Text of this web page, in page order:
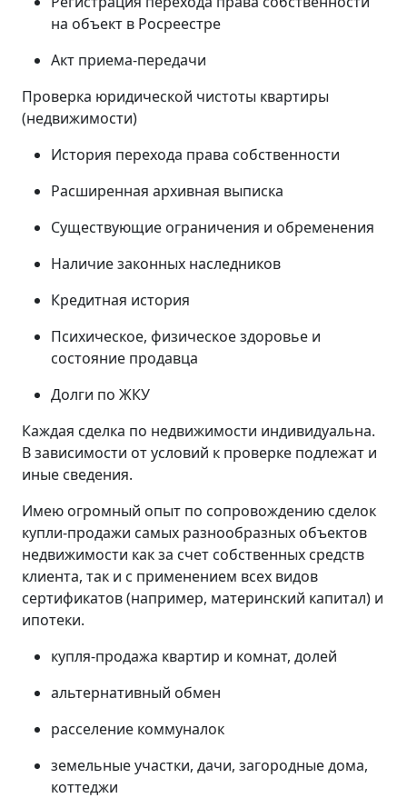
на объект в Росреестре
Акт приема-передачи
Проверка юридической чистоты квартиры
(недвижимости)
История перехода права собственности
Расширенная архивная выписка
Существующие ограничения и обременения
Наличие законных наследников
Кредитная история
Психическое, физическое здоровье и
состояние продавца
Долги по ЖКУ
Каждая сделка по недвижимости индивидуальна.
В зависимости от условий к проверке подлежат и
иные сведения.
Имею огромный опыт по сопровождению сделок
купли-продажи самых разнообразных объектов
недвижимости как за счет собственных средств
клиента, так и с применением всех видов
сертификатов (например, материнский капитал) и
ипотеки.
купля-продажа квартир и комнат, долей
альтернативный обмен
расселение коммуналок
земельные участки, дачи, загородные дома,
коттеджи